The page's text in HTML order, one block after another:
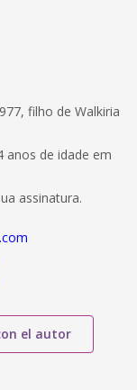
filho de Walkiria
anos de idade em
assinatura.
el autor